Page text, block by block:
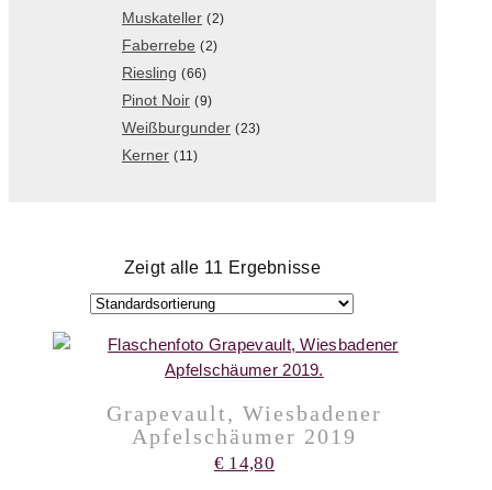
Muskateller (2)
Faberrebe (2)
Riesling (66)
Pinot Noir (9)
Weißburgunder (23)
Kerner (11)
Zeigt alle 11 Ergebnisse
Grapevault, Wiesbadener
Apfelschäumer 2019
€ 14,80